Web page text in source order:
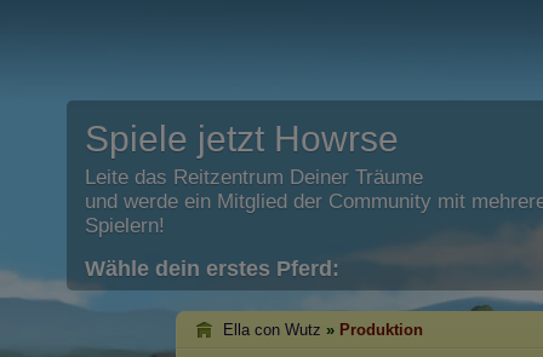
Spiele jetzt Howrse
Leite das Reitzentrum Deiner Träume
und werde ein Mitglied der Community mit
Spielern!
Wähle dein erstes Pferd:
Ella con Wutz » Produktion